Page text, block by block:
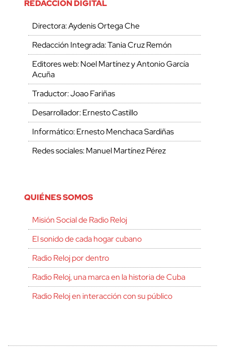
REDACCIÓN DIGITAL
Directora: Aydenis Ortega Che
Redacción Integrada: Tania Cruz Remón
Editores web: Noel Martínez y Antonio García
Acuña
Traductor: Joao Fariñas
Desarrollador: Ernesto Castillo
Informático: Ernesto Menchaca Sardiñas
Redes sociales: Manuel Martínez Pérez
QUIÉNES SOMOS
Misión Social de Radio Reloj
El sonido de cada hogar cubano
Radio Reloj por dentro
Radio Reloj, una marca en la historia de Cuba
Radio Reloj en interacción con su público